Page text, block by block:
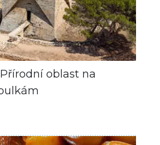
oblast na